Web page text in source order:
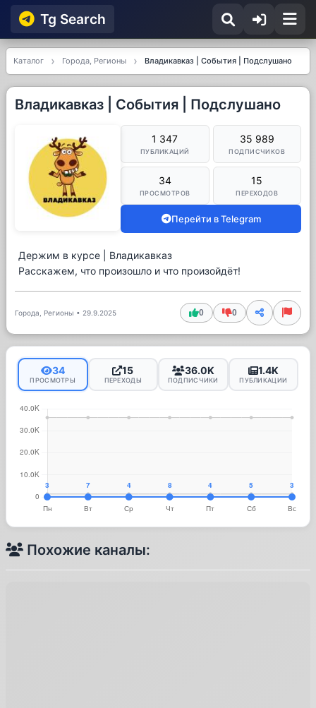
Tg Searсh
Каталог Города, Регионы Владикавказ | События | Подслушано
Владикавказ | События | Подслушано
1 347
ПУБЛИКАЦИЙ
35 989
ПОДПИСЧИКОВ
34
ПРОСМОТРОВ
15
ПЕРЕХОДОВ
Перейти в Telegram
Держим в курсе | Владикавказ
Расскажем, что произошло и что произойдёт!
Города, Регионы • 29.9.2025 0 0
34
ПРОСМОТРЫ
15
ПЕРЕХОДЫ
36.0K
ПОДПИСЧИКИ
1.4K
ПУБЛИКАЦИИ
Похожие каналы: